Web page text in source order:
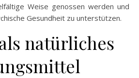
Weise genossen werden und
Gesundheit zu unterstützen.
natürliches